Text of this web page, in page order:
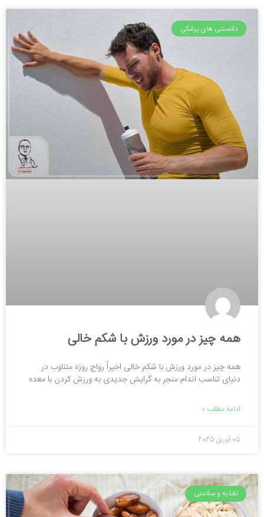
دانستنی های پزشکی
همه چیز در مورد ورزش با شکم خالی
همه چیز در مورد ورزش با شکم خالی اخیراً رواج روزه متناوب در
دنیای تناسب اندام منجر به گرایش جدیدی به ورزش کردن با معده
ادامه مطلب »
05 آوریل 2025
تغذیه و سلامتی